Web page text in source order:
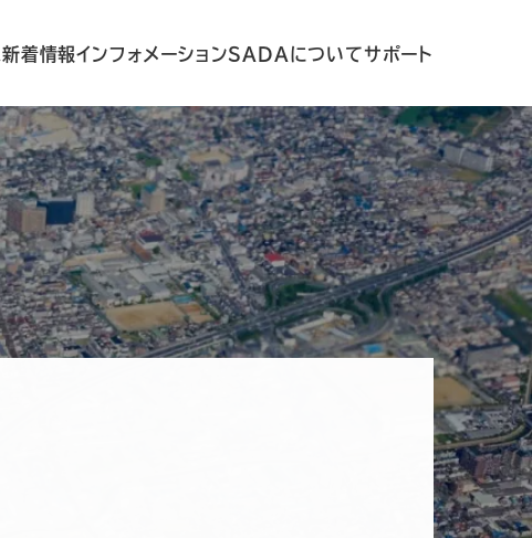
新着情報インフォメーションSADAについてサポート